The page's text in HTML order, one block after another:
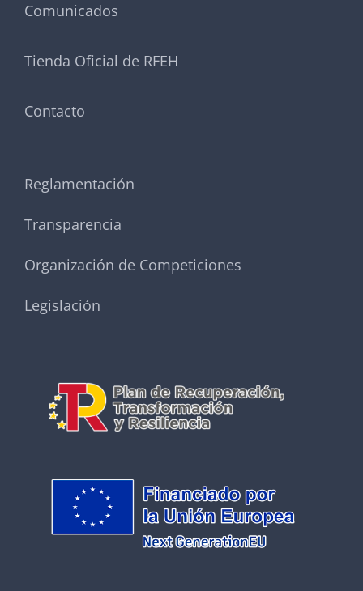
Comunicados
Tienda Oficial de RFEH
Contacto
Reglamentación
Transparencia
Organización de Competiciones
Legislación